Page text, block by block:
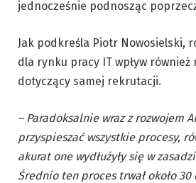
jednocześnie podnosząc
Jak podkreśla Piotr Nowosielski,
dla rynku pracy IT wpływ
dotyczący samej rekrutacji.
– Paradoksalnie wraz z rozwojem
przyspieszać wszystkie procesy,
akurat one wydłużyły się w
Średnio ten proces trwał około